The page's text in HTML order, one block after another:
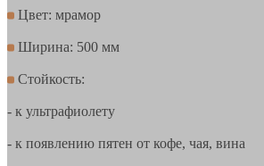
Цвет: мрамор
Ширина: 500 мм
Стойкость:
- к ультрафиолету
- к появлению пятен от кофе, чая, вина